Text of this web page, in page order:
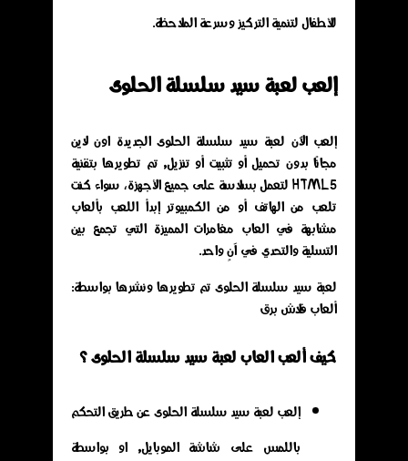
للأطفال لتنمية التركيز وسرعة الملاحظة.
إلعب لعبة سيد سلسلة الحلوى
إلعب الآن لعبة سيد سلسلة الحلوى الجديدة اون لاين
مجانًا بدون تحميل أو تثبيت أو تنزيل, تم تطويرها بتقنية
HTML5 لتعمل بسلاسة على جميع الأجهزة، سواء كنت
تلعب من الهاتف أو من الكمبيوتر إبدأ اللعب بألعاب
مشابهة في العاب مغامرات المميزة التي تجمع بين
التسلية والتحدي في آنٍ واحد.
لعبة سيد سلسلة الحلوى تم تطويرها ونشرها بواسطة:
ألعاب فلاش برق
كيف ألعب العاب لعبة سيد سلسلة الحلوى ؟
إلعب لعبة سيد سلسلة الحلوى عن طريق التحكم
باللمس على شاشة الموبايل, او بواسطة